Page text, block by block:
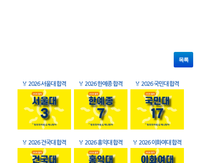
목록
🏅 2026 서울대 합격 🏅 2026 한예종 합격 🏅 2026 국민대 합격
🏅 2026 건국대 합격 🏅 2026 홍익대 합격 🏅 2026 이화여대 합격